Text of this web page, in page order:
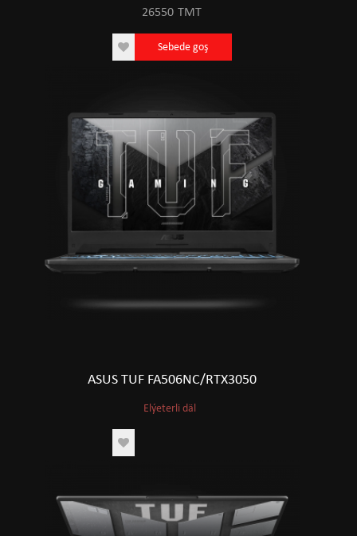
26550 TMT
Sebede goş
ASUS TUF FA506NC/RTX3050
Elýeterli däl